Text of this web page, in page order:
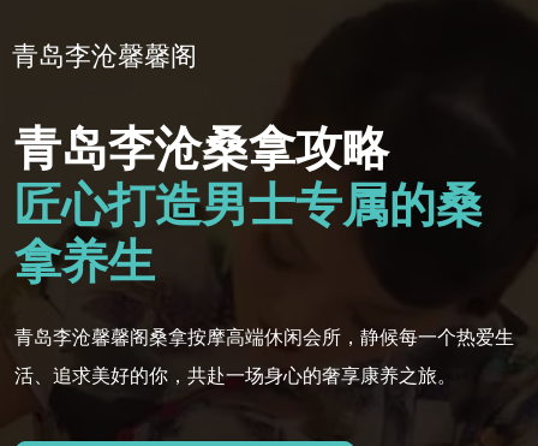
青岛李沧馨馨阁
青岛李沧桑拿攻略
匠心打造男士专属的桑
拿养生
青岛李沧馨馨阁桑拿按摩高端休闲会所，静候每一个热爱生
活、追求美好的你，共赴一场身心的奢享康养之旅。